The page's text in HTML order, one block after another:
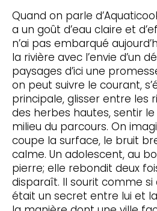
Quand on parle
a un goût d’eau claire et
n’ai pas embarqué
la rivière avec l’envie d’un
paysages d’ici une
on peut suivre le courant,
principale, glisser entre les
des herbes hautes, sentir
milieu du parcours. On
coupe la surface, le bruit
calme. Un adolescent, au
pierre; elle rebondit deux
disparaît. Il sourit comme
était un secret entre lui et